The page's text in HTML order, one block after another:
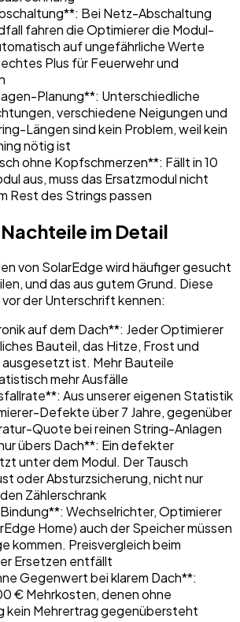
Bei Netz-Abschaltung
fahren die Optimierer die Modul-
auf ungefährliche Werte
Plus für Feuerwehr und
Planung**: Unterschiedliche
verschiedene Neigungen und
Längen sind kein Problem, weil kein
nötig ist
ohne Kopfschmerzen**: Fällt in 10
aus, muss das Ersatzmodul nicht
Rest des Strings passen
im Detail
von SolarEdge wird häufiger gesucht
und das aus gutem Grund. Diese
der Unterschrift kennen:
auf dem Dach**: Jeder Optimierer
Bauteil, das Hitze, Frost und
ist. Mehr Bauteile
mehr Ausfälle
Aus unserer eigenen Statistik
Defekte über 7 Jahre, gegenüber
Quote bei reinen String-Anlagen
übers Dach**: Ein defekter
unter dem Modul. Der Tausch
oder Absturzsicherung, nicht nur
Zählerschrank
Wechselrichter, Optimierer
Home) auch der Speicher müssen
kommen. Preisvergleich beim
Ersetzen entfällt
Gegenwert bei klarem Dach**:
€ Mehrkosten, denen ohne
kein Mehrertrag gegenübersteht